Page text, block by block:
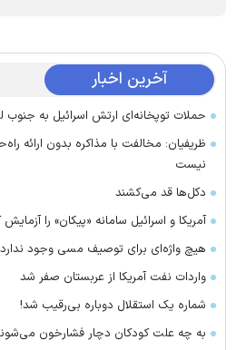
آخرین اخبار
حملات توپخانه‌ای ارتش اسرائیل به جنوب
ظریفیان: مخالفت با مذاکره بدون ارائه
نیست
دکل‌ها قد می‌کشند
آمریکا و اسرائیل سامانه «پیکان» را آزمایش
هیچ واژه‌ای برای توصیف مسی وجود ندارد
واردات نفت آمریکا از عربستان صفر شد
شماره یک استقلال دوباره بی‌رقیب شد!
به چه علت کودکان دچار فشارخون